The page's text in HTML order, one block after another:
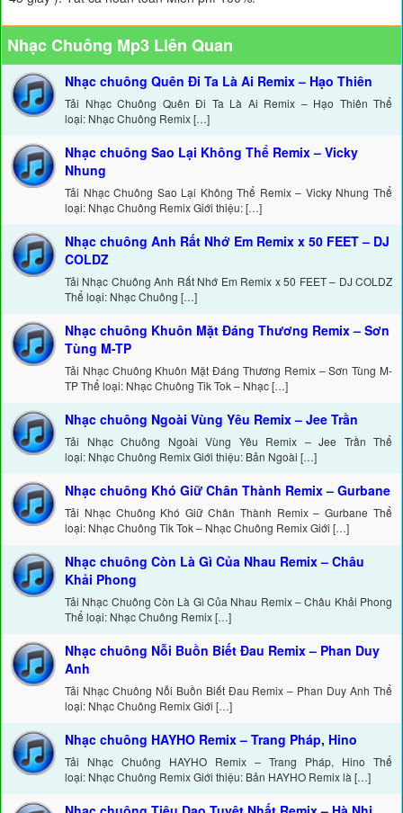
Nhạc Chuông Mp3 Liên Quan
Nhạc chuông Quên Đi Ta Là Ai Remix – Hạo Thiên
Tải Nhạc Chuông Quên Đi Ta Là Ai Remix – Hạo Thiên Thể
loại: Nhạc Chuông Remix […]
Nhạc chuông Sao Lại Không Thể Remix – Vicky
Nhung
Tải Nhạc Chuông Sao Lại Không Thể Remix – Vicky Nhung Thể
loại: Nhạc Chuông Remix Giới thiệu: […]
Nhạc chuông Anh Rất Nhớ Em Remix x 50 FEET – DJ
COLDZ
Tải Nhạc Chuông Anh Rất Nhớ Em Remix x 50 FEET – DJ COLDZ
Thể loại: Nhạc Chuông […]
Nhạc chuông Khuôn Mặt Đáng Thương Remix – Sơn
Tùng M-TP
Tải Nhạc Chuông Khuôn Mặt Đáng Thương Remix – Sơn Tùng M-
TP Thể loại: Nhạc Chuông Tik Tok – Nhạc […]
Nhạc chuông Ngoài Vùng Yêu Remix – Jee Trần
Tải Nhạc Chuông Ngoài Vùng Yêu Remix – Jee Trần Thể
loại: Nhạc Chuông Remix Giới thiệu: Bản Ngoài […]
Nhạc chuông Khó Giữ Chân Thành Remix – Gurbane
Tải Nhạc Chuông Khó Giữ Chân Thành Remix – Gurbane Thể
loại: Nhạc Chuông Tik Tok – Nhạc Chuông Remix Giới […]
Nhạc chuông Còn Là Gì Của Nhau Remix – Châu
Khải Phong
Tải Nhạc Chuông Còn Là Gì Của Nhau Remix – Châu Khải Phong
Thể loại: Nhạc Chuông Remix […]
Nhạc chuông Nỗi Buồn Biết Đau Remix – Phan Duy
Anh
Tải Nhạc Chuông Nỗi Buồn Biết Đau Remix – Phan Duy Anh Thể
loại: Nhạc Chuông Remix Giới […]
Nhạc chuông HAYHO Remix – Trang Pháp, Hino
Tải Nhạc Chuông HAYHO Remix – Trang Pháp, Hino Thể
loại: Nhạc Chuông Remix Giới thiệu: Bản HAYHO Remix là […]